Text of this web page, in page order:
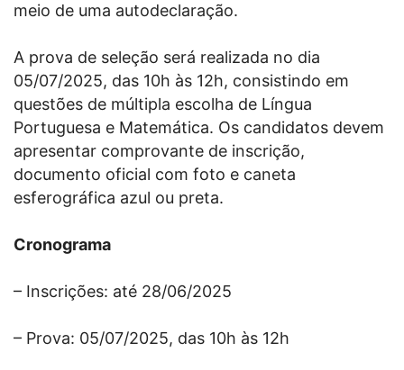
meio de uma autodeclaração.
A prova de seleção será realizada no dia
05/07/2025, das 10h às 12h, consistindo em
questões de múltipla escolha de Língua
Portuguesa e Matemática. Os candidatos devem
apresentar comprovante de inscrição,
documento oficial com foto e caneta
esferográfica azul ou preta.
Cronograma
– Inscrições: até 28/06/2025
– Prova: 05/07/2025, das 10h às 12h